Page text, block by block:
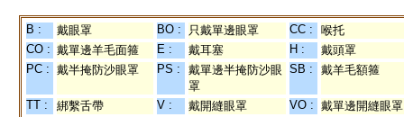
B : 戴眼罩 BO : 只戴單邊眼罩 CC :
喉托
CO : 戴單邊羊毛面箍 E : 戴耳塞 H :
戴頭罩
PC : 戴半掩防沙眼罩 PS :
戴單邊半掩防沙眼
罩
SB : 戴羊毛額箍
TT : 綁繫舌帶 V : 戴開縫眼罩 VO : 戴單邊開縫眼罩